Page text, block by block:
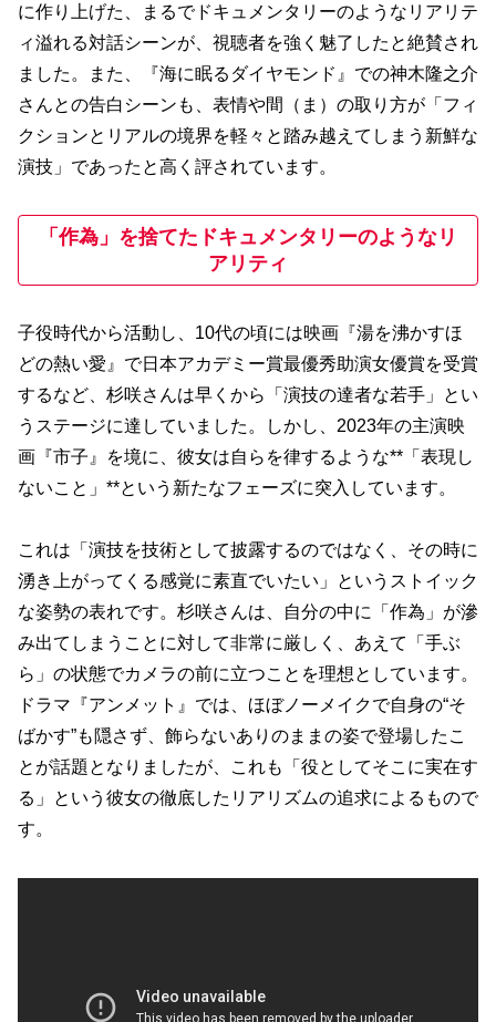
に作り上げた、まるでドキュメンタリーのようなリアリテ
ィ溢れる対話シーンが、視聴者を強く魅了したと絶賛され
ました。また、『海に眠るダイヤモンド』での神木隆之介
さんとの告白シーンも、表情や間（ま）の取り方が「フィ
クションとリアルの境界を軽々と踏み越えてしまう新鮮な
演技」であったと高く評されています。
「作為」を捨てたドキュメンタリーのようなリ
アリティ
子役時代から活動し、10代の頃には映画『湯を沸かすほ
どの熱い愛』で日本アカデミー賞最優秀助演女優賞を受賞
するなど、杉咲さんは早くから「演技の達者な若手」とい
うステージに達していました。しかし、2023年の主演映
画『市子』を境に、彼女は自らを律するような**「表現し
ないこと」**という新たなフェーズに突入しています。
これは「演技を技術として披露するのではなく、その時に
湧き上がってくる感覚に素直でいたい」というストイック
な姿勢の表れです。杉咲さんは、自分の中に「作為」が滲
み出てしまうことに対して非常に厳しく、あえて「手ぶ
ら」の状態でカメラの前に立つことを理想としています。
ドラマ『アンメット』では、ほぼノーメイクで自身の“そ
ばかす”も隠さず、飾らないありのままの姿で登場したこ
とが話題となりましたが、これも「役としてそこに実在す
る」という彼女の徹底したリアリズムの追求によるもので
す。